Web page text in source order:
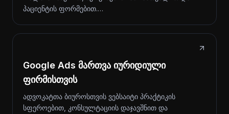
პაციენტის ფორმებით.…
Google Ads მართვა იურიდიული
ფირმისთვის
ადვოკატთა ბიუროსთვის ვებსაიტი პრაქტიკის
სფეროებით, კონსულტაციის დაჯავშნით და